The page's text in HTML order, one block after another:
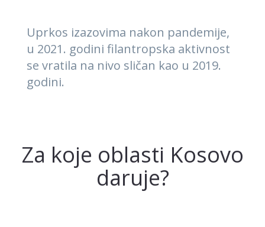
Uprkos izazovima nakon pandemije,
u 2021. godini filantropska aktivnost
se vratila na nivo sličan kao u 2019.
godini.
Za koje oblasti Kosovo
daruje?